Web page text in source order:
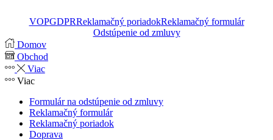
VOPGDPRReklamačný poriadokReklamačný formulár
Odstúpenie od zmluvy
Domov
Obchod
Viac
Viac
Formulár na odstúpenie od zmluvy
Reklamačný formulár
Reklamačný poriadok
Doprava